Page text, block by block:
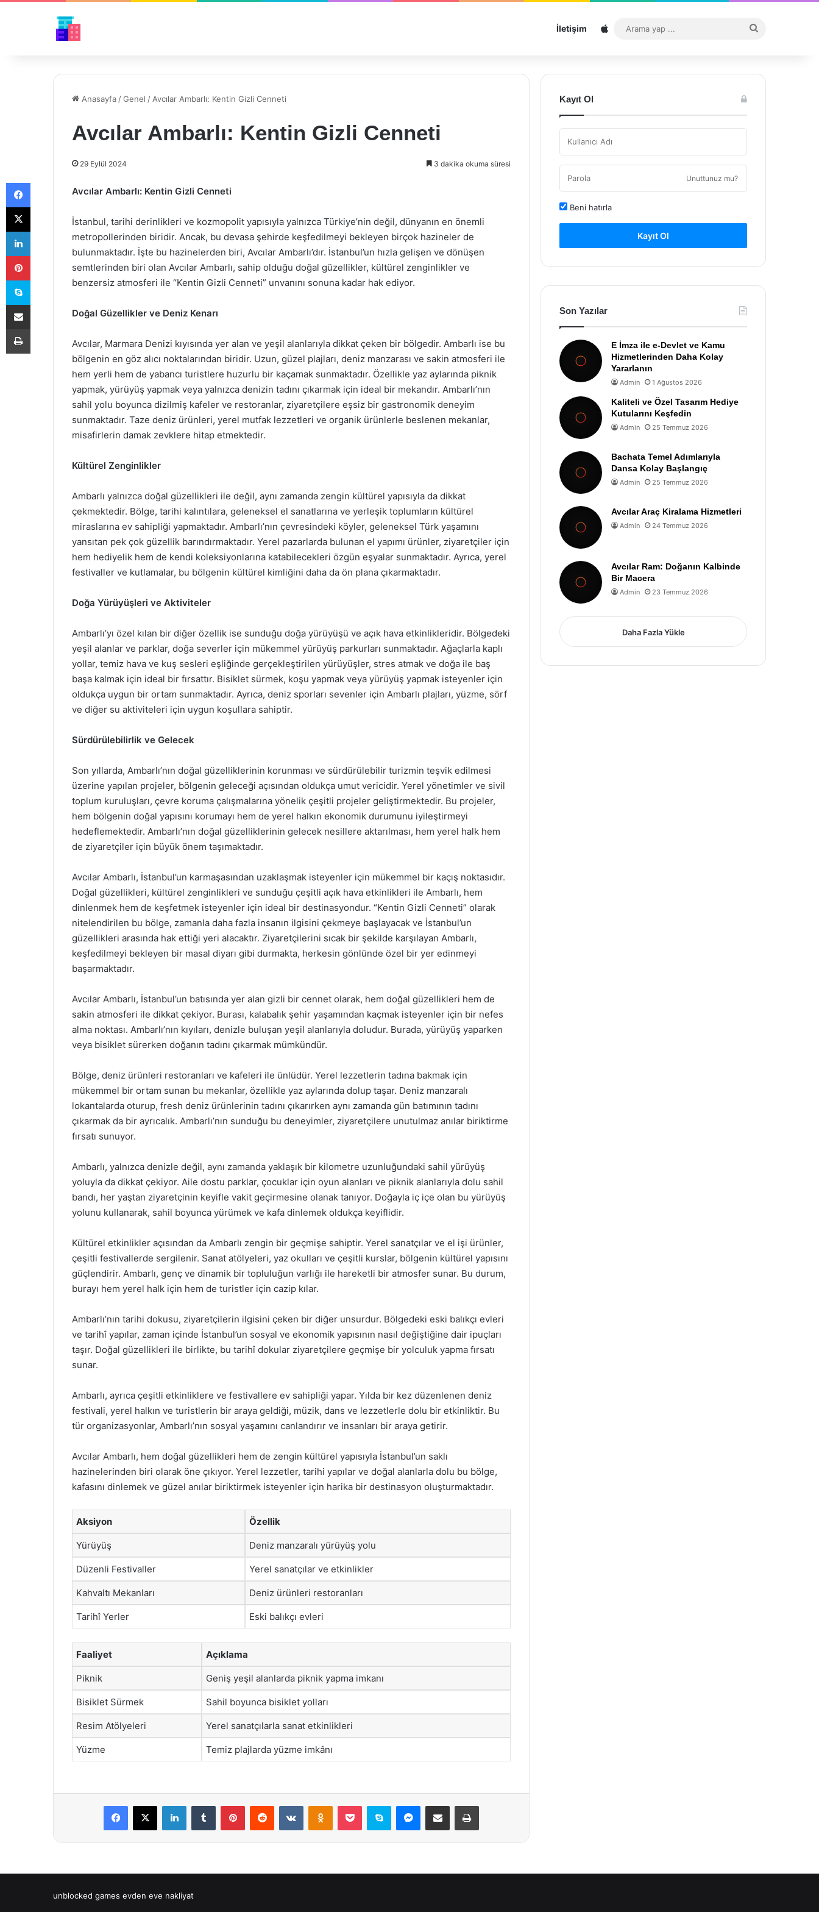
İletişim Sitemap
...
Anasayfa /Genel / Avcılar Ambarlı: Kentin Gizli Cenneti
Avcılar Ambarlı: Kentin Gizli Cenneti
29 Eylül 2024 3 dakika okuma süresi
Avcılar Ambarlı: Kentin Gizli Cenneti
İstanbul, tarihi derinlikleri ve kozmopolit yapısıyla yalnızca Türkiye’nin değil, dünyanın en önemli
metropollerinden biridir. Ancak, bu devasa şehirde keşfedilmeyi bekleyen birçok hazineler de
bulunmaktadır. İşte bu hazinelerden biri, Avcılar Ambarlı’dır. İstanbul’un hızla gelişen ve dönüşen
semtlerinden biri olan Avcılar Ambarlı, sahip olduğu doğal güzellikler, kültürel zenginlikler ve
benzersiz atmosferi ile “Kentin Gizli Cenneti” unvanını sonuna kadar hak ediyor.
Doğal Güzellikler ve Deniz Kenarı
Avcılar, Marmara Denizi kıyısında yer alan ve yeşil alanlarıyla dikkat çeken bir bölgedir. Ambarlı ise bu
bölgenin en göz alıcı noktalarından biridir. Uzun, güzel plajları, deniz manzarası ve sakin atmosferi ile
hem yerli hem de yabancı turistlere huzurlu bir kaçamak sunmaktadır. Özellikle yaz aylarında piknik
yapmak, yürüyüş yapmak veya yalnızca denizin tadını çıkarmak için ideal bir mekandır. Ambarlı’nın
sahil yolu boyunca dizilmiş kafeler ve restoranlar, ziyaretçilere eşsiz bir gastronomik deneyim
sunmaktadır. Taze deniz ürünleri, yerel mutfak lezzetleri ve organik ürünlerle beslenen mekanlar,
misafirlerin damak zevklere hitap etmektedir.
Kültürel Zenginlikler
Ambarlı yalnızca doğal güzellikleri ile değil, aynı zamanda zengin kültürel yapısıyla da dikkat
çekmektedir. Bölge, tarihi kalıntılara, geleneksel el sanatlarına ve yerleşik toplumların kültürel
miraslarına ev sahipliği yapmaktadır. Ambarlı’nın çevresindeki köyler, geleneksel Türk yaşamını
yansıtan pek çok güzellik barındırmaktadır. Yerel pazarlarda bulunan el yapımı ürünler, ziyaretçiler için
hem hediyelik hem de kendi koleksiyonlarına katabilecekleri özgün eşyalar sunmaktadır. Ayrıca, yerel
festivaller ve kutlamalar, bu bölgenin kültürel kimliğini daha da ön plana çıkarmaktadır.
Doğa Yürüyüşleri ve Aktiviteler
Ambarlı’yı özel kılan bir diğer özellik ise sunduğu doğa yürüyüşü ve açık hava etkinlikleridir. Bölgedeki
yeşil alanlar ve parklar, doğa severler için mükemmel yürüyüş parkurları sunmaktadır. Ağaçlarla kaplı
yollar, temiz hava ve kuş sesleri eşliğinde gerçekleştirilen yürüyüşler, stres atmak ve doğa ile baş
başa kalmak için ideal bir fırsattır. Bisiklet sürmek, koşu yapmak veya yürüyüş yapmak isteyenler için
oldukça uygun bir ortam sunmaktadır. Ayrıca, deniz sporları sevenler için Ambarlı plajları, yüzme, sörf
ve diğer su aktiviteleri için uygun koşullara sahiptir.
Sürdürülebilirlik ve Gelecek
Son yıllarda, Ambarlı’nın doğal güzelliklerinin korunması ve sürdürülebilir turizmin teşvik edilmesi
üzerine yapılan projeler, bölgenin geleceği açısından oldukça umut vericidir. Yerel yönetimler ve sivil
toplum kuruluşları, çevre koruma çalışmalarına yönelik çeşitli projeler geliştirmektedir. Bu projeler,
hem bölgenin doğal yapısını korumayı hem de yerel halkın ekonomik durumunu iyileştirmeyi
hedeflemektedir. Ambarlı’nın doğal güzelliklerinin gelecek nesillere aktarılması, hem yerel halk hem
de ziyaretçiler için büyük önem taşımaktadır.
Avcılar Ambarlı, İstanbul’un karmaşasından uzaklaşmak isteyenler için mükemmel bir kaçış noktasıdır.
Doğal güzellikleri, kültürel zenginlikleri ve sunduğu çeşitli açık hava etkinlikleri ile Ambarlı, hem
dinlenmek hem de keşfetmek isteyenler için ideal bir destinasyondur. “Kentin Gizli Cenneti” olarak
nitelendirilen bu bölge, zamanla daha fazla insanın ilgisini çekmeye başlayacak ve İstanbul’un
güzellikleri arasında hak ettiği yeri alacaktır. Ziyaretçilerini sıcak bir şekilde karşılayan Ambarlı,
keşfedilmeyi bekleyen bir masal diyarı gibi durmakta, herkesin gönlünde özel bir yer edinmeyi
başarmaktadır.
Avcılar Ambarlı, İstanbul’un batısında yer alan gizli bir cennet olarak, hem doğal güzellikleri hem de
sakin atmosferi ile dikkat çekiyor. Burası, kalabalık şehir yaşamından kaçmak isteyenler için bir nefes
alma noktası. Ambarlı’nın kıyıları, denizle buluşan yeşil alanlarıyla doludur. Burada, yürüyüş yaparken
veya bisiklet sürerken doğanın tadını çıkarmak mümkündür.
Bölge, deniz ürünleri restoranları ve kafeleri ile ünlüdür. Yerel lezzetlerin tadına bakmak için
mükemmel bir ortam sunan bu mekanlar, özellikle yaz aylarında dolup taşar. Deniz manzaralı
lokantalarda oturup, fresh deniz ürünlerinin tadını çıkarırken aynı zamanda gün batımının tadını
çıkarmak da bir ayrıcalık. Ambarlı’nın sunduğu bu deneyimler, ziyaretçilere unutulmaz anılar biriktirme
fırsatı sunuyor.
Ambarlı, yalnızca denizle değil, aynı zamanda yaklaşık bir kilometre uzunluğundaki sahil yürüyüş
yoluyla da dikkat çekiyor. Aile dostu parklar, çocuklar için oyun alanları ve piknik alanlarıyla dolu sahil
bandı, her yaştan ziyaretçinin keyifle vakit geçirmesine olanak tanıyor. Doğayla iç içe olan bu yürüyüş
yolunu kullanarak, sahil boyunca yürümek ve kafa dinlemek oldukça keyiflidir.
Kültürel etkinlikler açısından da Ambarlı zengin bir geçmişe sahiptir. Yerel sanatçılar ve el işi ürünler,
çeşitli festivallerde sergilenir. Sanat atölyeleri, yaz okulları ve çeşitli kurslar, bölgenin kültürel yapısını
güçlendirir. Ambarlı, genç ve dinamik bir topluluğun varlığı ile hareketli bir atmosfer sunar. Bu durum,
burayı hem yerel halk için hem de turistler için cazip kılar.
Ambarlı’nın tarihi dokusu, ziyaretçilerin ilgisini çeken bir diğer unsurdur. Bölgedeki eski balıkçı evleri
ve tarihî yapılar, zaman içinde İstanbul’un sosyal ve ekonomik yapısının nasıl değiştiğine dair ipuçları
taşır. Doğal güzellikleri ile birlikte, bu tarihî dokular ziyaretçilere geçmişe bir yolculuk yapma fırsatı
sunar.
Ambarlı, ayrıca çeşitli etkinliklere ve festivallere ev sahipliği yapar. Yılda bir kez düzenlenen deniz
festivali, yerel halkın ve turistlerin bir araya geldiği, müzik, dans ve lezzetlerle dolu bir etkinliktir. Bu
tür organizasyonlar, Ambarlı’nın sosyal yaşamını canlandırır ve insanları bir araya getirir.
Avcılar Ambarlı, hem doğal güzellikleri hem de zengin kültürel yapısıyla İstanbul’un saklı
hazinelerinden biri olarak öne çıkıyor. Yerel lezzetler, tarihi yapılar ve doğal alanlarla dolu bu bölge,
kafasını dinlemek ve güzel anılar biriktirmek isteyenler için harika bir destinasyon oluşturmaktadır.
Aksiyon Özellik
Yürüyüş Deniz manzaralı yürüyüş yolu
Düzenli Festivaller Yerel sanatçılar ve etkinlikler
Kahvaltı Mekanları Deniz ürünleri restoranları
Tarihî Yerler Eski balıkçı evleri
Faaliyet Açıklama
Piknik Geniş yeşil alanlarda piknik yapma imkanı
Bisiklet Sürmek Sahil boyunca bisiklet yolları
Resim Atölyeleri Yerel sanatçılarla sanat etkinlikleri
Yüzme Temiz plajlarda yüzme imkânı
Facebook
X LinkedInTumblr PinterestReddit VKontakteOdnoklassniki
Pocket Skype Messenger
E-Posta ile paylaş Yazdır
Kayıt Ol
Unuttunuz mu?
Beni hatırla
Kayıt Ol
Son Yazılar
E İmza ile e-Devlet ve Kamu
Hizmetlerinden Daha Kolay
Yararlanın
Admin 1 Ağustos 2026
Kaliteli ve Özel Tasarım Hediye
Kutularını Keşfedin
Admin 25 Temmuz 2026
Bachata Temel Adımlarıyla
Dansa Kolay Başlangıç
Admin 25 Temmuz 2026
Avcılar Araç Kiralama Hizmetleri
Admin 24 Temmuz 2026
Avcılar Ram: Doğanın Kalbinde
Bir Macera
Admin 23 Temmuz 2026
Daha Fazla Yükle
unblocked games evden eve nakliyat
Facebook
X
LinkedIn
Pinterest
Skype
E-Posta ile paylaş